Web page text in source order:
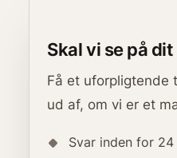
Skal vi se på
Få et
ud af, om vi er et
Svar inden for